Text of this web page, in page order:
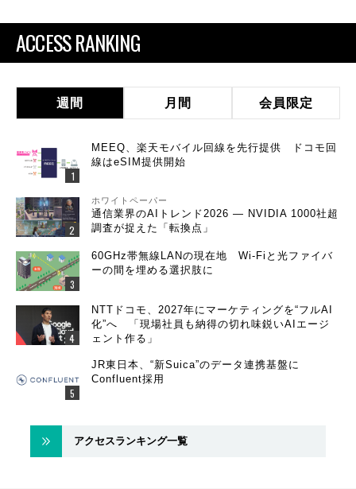
ACCESS RANKING
週間 月間 会員限定
MEEQ、楽天モバイル回線を先行提供 ドコモ回
線はeSIM提供開始
ホワイトペーパー
通信業界のAIトレンド2026 ― NVIDIA 1000社超
調査が捉えた「転換点」
60GHz帯無線LANの現在地 Wi-Fiと光ファイバ
ーの間を埋める選択肢に
NTTドコモ、2027年にマーケティングを“フルAI
化”へ 「現場社員も納得の切れ味鋭いAIエージ
ェント作る」
JR東日本、“新Suica”のデータ連携基盤に
Confluent採用
アクセスランキング一覧